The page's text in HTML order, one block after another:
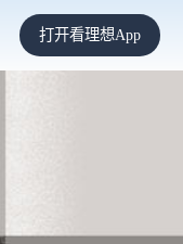
打开看理想App